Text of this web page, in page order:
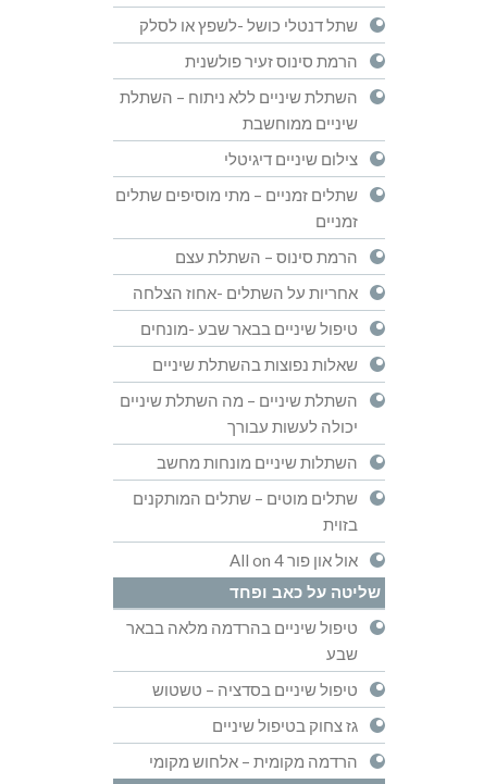
שתל דנטלי כושל -לשפץ או לסלק
הרמת סינוס זעיר פולשנית
השתלת שיניים ללא ניתוח – השתלת
שיניים ממוחשבת
צילום שיניים דיגיטלי
שתלים זמניים – מתי מוסיפים שתלים
זמניים
הרמת סינוס – השתלת עצם
אחריות על השתלים -אחוז הצלחה
טיפול שיניים בבאר שבע -מונחים
שאלות נפוצות בהשתלת שיניים
השתלת שיניים – מה השתלת שיניים
יכולה לעשות עבורך
השתלות שיניים מונחות מחשב
שתלים מוטים – שתלים המותקנים
בזוית
אול און פור All on 4
שליטה על כאב ופחד
טיפול שיניים בהרדמה מלאה בבאר
שבע
טיפול שיניים בסדציה – טשטוש
גז צחוק בטיפול שיניים
הרדמה מקומית – אלחוש מקומי